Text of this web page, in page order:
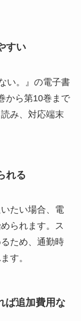
すい
い。』の電子書
から第10巻まで
み、対応端末
れる
たい場合、電
られます。ス
ため、通勤時
す。
ば追加費用な